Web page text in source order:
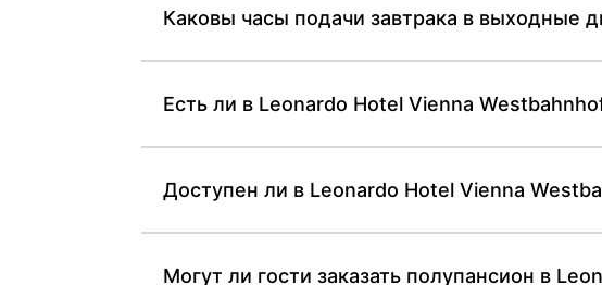
Каковы часы подачи завтрака в выходные
Есть ли в Leonardo Hotel Vienna
Доступен ли в Leonardo Hotel Vienna
Могут ли гости заказать полупансион в